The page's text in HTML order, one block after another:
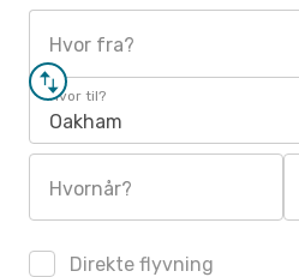
Hvor fra?
Hvor til?
Oakham
Hvornår?
Direkte flyvning